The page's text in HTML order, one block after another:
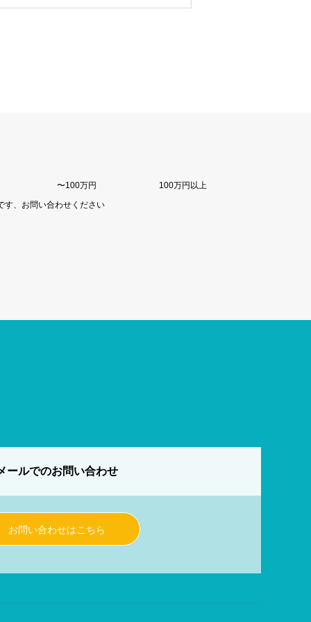
〜100万円
100万円以上
す、お問い合わせください
ールでのお問い合わせ
お問い合わせはこちら